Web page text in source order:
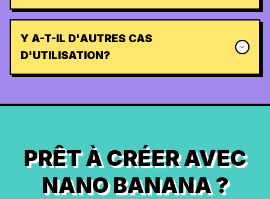
Y A-T-IL D'AUTRES CAS
D'UTILISATION?
PRÊT À CRÉER AVEC
NANO BANANA ?